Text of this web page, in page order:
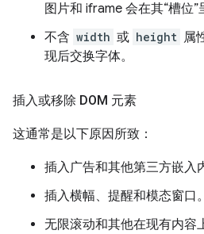
图片和 iframe 会在其“槽位”
不含 width 或 height 属
现后交换字体。
插入或移除 DOM 元素
这通常是以下原因所致：
插入广告和其他第三方嵌入
插入横幅、提醒和模态窗口。
无限滚动和其他在现有内容